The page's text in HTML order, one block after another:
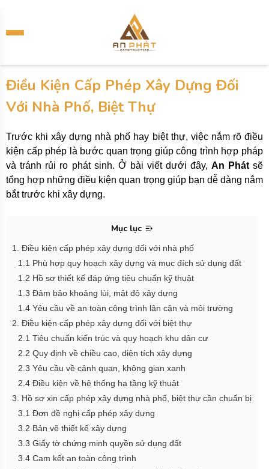
Điều Kiện Cấp Phép Xây Dựng Đối
Với Nhà Phố, Biệt Thự
Trước khi xây dựng nhà phố hay biệt thự, việc nắm rõ điều
kiện cấp phép là bước quan trọng giúp công trình hợp pháp
và tránh rủi ro phát sinh. Ở bài viết dưới đây, An Phátsẽ
tổng hợp những điều kiện quan trọng giúp bạn dễ dàng nắm
bắt trước khi xây dựng.
Mục lục
1. Điều kiện cấp phép xây dựng đối với nhà phố
1.1 Phù hợp quy hoạch xây dựng và mục đích sử dụng đất
1.2 Hồ sơ thiết kế đáp ứng tiêu chuẩn kỹ thuật
1.3 Đảm bảo khoảng lùi, mật độ xây dựng
1.4 Yêu cầu về an toàn công trình lân cận và môi trường
2. Điều kiện cấp phép xây dựng đối với biệt thự
2.1 Tiêu chuẩn kiến trúc và quy hoạch khu dân cư
2.2 Quy định về chiều cao, diện tích xây dựng
2.3 Yêu cầu về cảnh quan, không gian xanh
2.4 Điều kiện về hệ thống hạ tầng kỹ thuật
3. Hồ sơ xin cấp phép xây dựng nhà phố, biệt thự cần chuẩn bị
3.1 Đơn đề nghị cấp phép xây dựng
3.2 Bản vẽ thiết kế xây dựng
3.3 Giấy tờ chứng minh quyền sử dụng đất
3.4 Cam kết an toàn công trình